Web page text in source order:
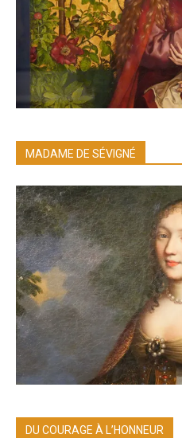
MADAME DE SÉVIGNÉ
DU COURAGE À L’HONNEUR